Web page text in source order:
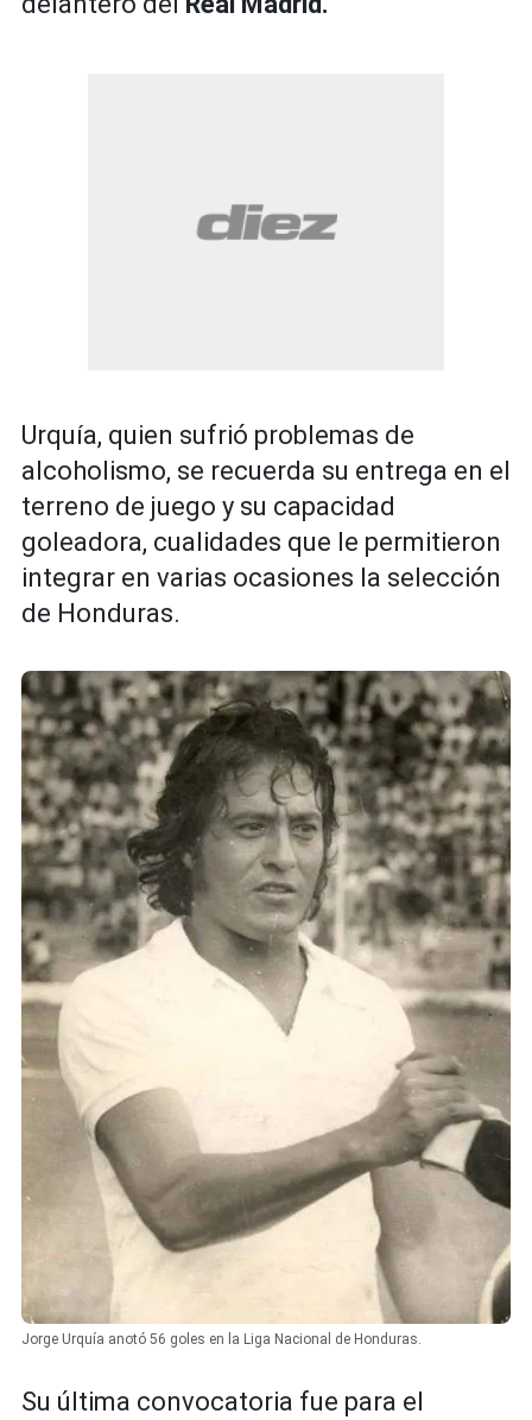
Urquía, quien sufrió problemas de
alcoholismo, se recuerda su entrega en el
terreno de juego y su capacidad
goleadora, cualidades que le permitieron
integrar en varias ocasiones la selección
de Honduras.
Jorge Urquía anotó 56 goles en la Liga Nacional de Honduras.
Su última convocatoria fue para el